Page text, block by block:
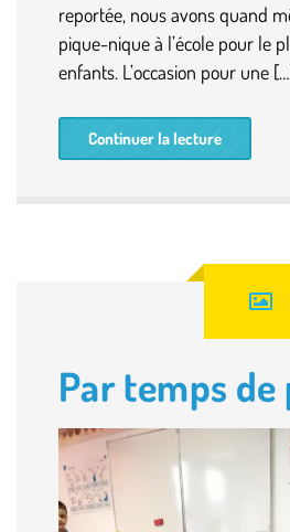
reportée, nous avons quand
pique-nique à l’école pour le
enfants. L’occasion pour une
Continuer la lecture
Par temps